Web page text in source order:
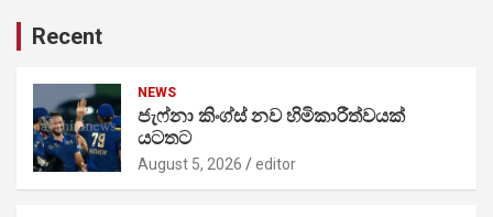
Recent
NEWS
ජැෆ්නා කිංග්ස් නව හිමිකාරීත්වයක්
යටතට
August 5, 2026 editor